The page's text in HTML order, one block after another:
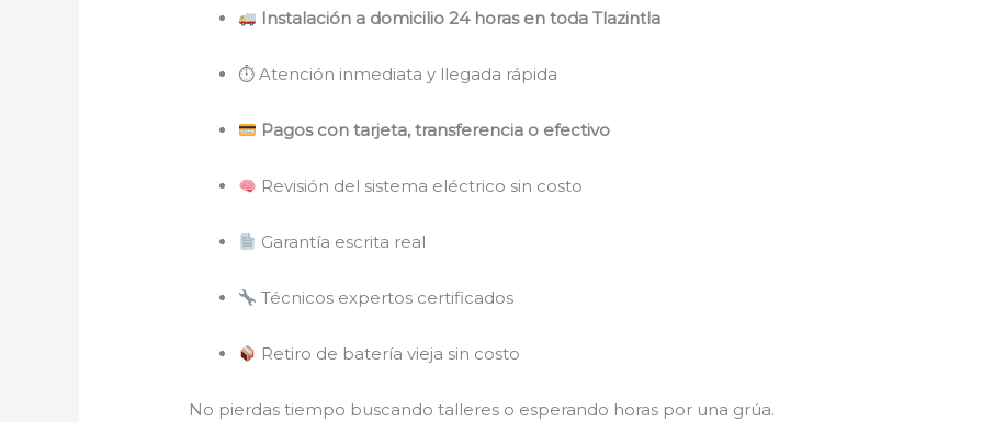
Instalación a domicilio 24 horas en toda Tlazintla
⏱ Atención inmediata y llegada rápida
Pagos con tarjeta, transferencia o efectivo
Revisión del sistema eléctrico sin costo
Garantía escrita real
Técnicos expertos certificados
Retiro de batería vieja sin costo
No pierdas tiempo buscando talleres o esperando horas por una grúa.